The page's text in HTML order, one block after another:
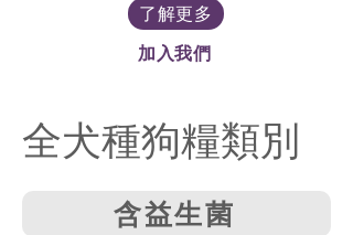
了解更多
加入我們
全犬種狗糧類別
含益生菌